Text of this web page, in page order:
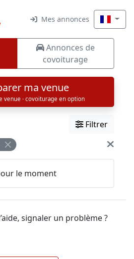
Mes annonces
Annonces de
covoiturage
ma venue
venue · covoiturage en option
Filtrer
le moment
signaler un problème ?